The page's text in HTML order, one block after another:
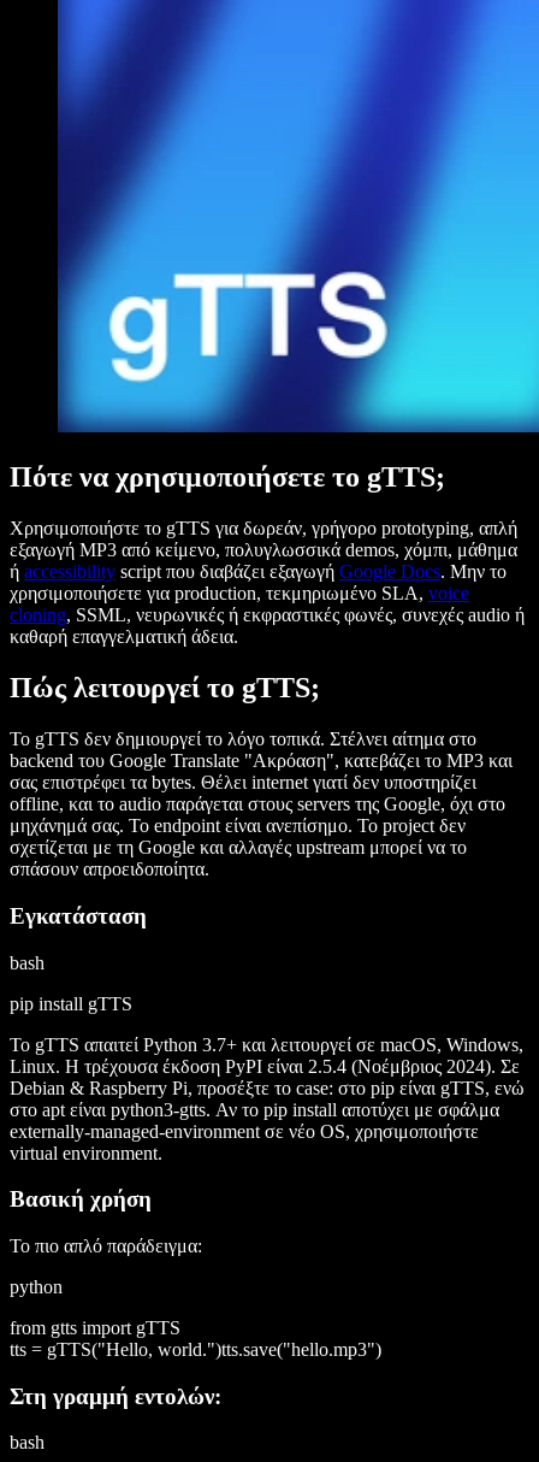
Πότε να χρησιμοποιήσετε το gTTS;
Χρησιμοποιήστε το gTTS για δωρεάν, γρήγορο prototyping, απλή
εξαγωγή MP3 από κείμενο, πολυγλωσσικά demos, χόμπι, μάθημα
ή accessibility script που διαβάζει εξαγωγή Google Docs. Μην το
χρησιμοποιήσετε για production, τεκμηριωμένο SLA, voice
cloning, SSML, νευρωνικές ή εκφραστικές φωνές, συνεχές audio ή
καθαρή επαγγελματική άδεια.
Πώς λειτουργεί το gTTS;
Το gTTS δεν δημιουργεί το λόγο τοπικά. Στέλνει αίτημα στο
backend του Google Translate "Ακρόαση", κατεβάζει το MP3 και
σας επιστρέφει τα bytes. Θέλει internet γιατί δεν υποστηρίζει
offline, και το audio παράγεται στους servers της Google, όχι στο
μηχάνημά σας. Το endpoint είναι ανεπίσημο. Το project δεν
σχετίζεται με τη Google και αλλαγές upstream μπορεί να το
σπάσουν απροειδοποίητα.
Εγκατάσταση
bash
pip install gTTS
Το gTTS απαιτεί Python 3.7+ και λειτουργεί σε macOS, Windows,
Linux. Η τρέχουσα έκδοση PyPI είναι 2.5.4 (Νοέμβριος 2024). Σε
Debian & Raspberry Pi, προσέξτε το case: στο pip είναι gTTS, ενώ
στο apt είναι python3-gtts. Αν το pip install αποτύχει με σφάλμα
externally-managed-environment σε νέο OS, χρησιμοποιήστε
virtual environment.
Βασική χρήση
Το πιο απλό παράδειγμα:
python
from gtts import gTTS
tts = gTTS("Hello, world.")tts.save("hello.mp3")
Στη γραμμή εντολών:
bash